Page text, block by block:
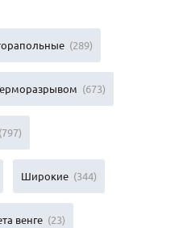
(289)
(673)
(797)
Широкие (344)
венге (23)